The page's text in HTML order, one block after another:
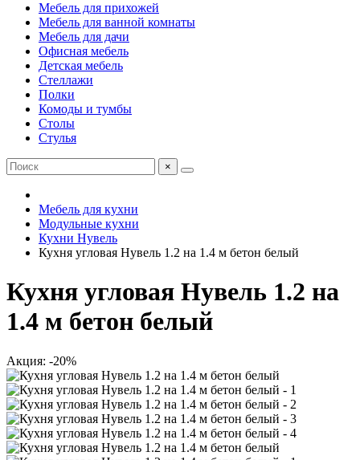
Мебель для прихожей
Мебель для ванной комнаты
Мебель для дачи
Офисная мебель
Детская мебель
Стеллажи
Полки
Комоды и тумбы
Столы
Стулья
×
Мебель для кухни
Модульные кухни
Кухни Нувель
Кухня угловая Нувель 1.2 на 1.4 м бетон белый
Кухня угловая Нувель 1.2 на
1.4 м бетон белый
Акция: -20%